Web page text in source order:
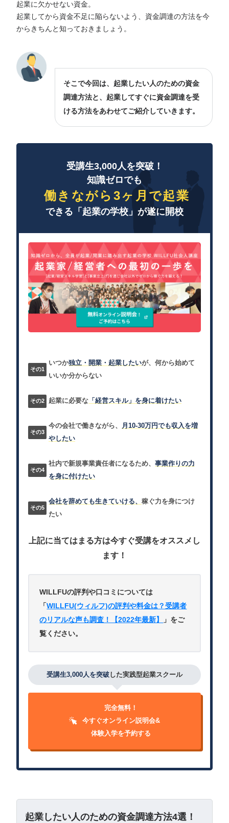
起業に欠かせない資金。
起業してから資金不足に陥らないよう、資金調達の方法を今
からきちんと知っておきましょう。
そこで今回は、起業したい人のための資金
調達方法と、起業してすぐに資金調達を受
ける方法をあわせてご紹介していきます。
受講生3,000人を突破！
知識ゼロでも
働きながら3ヶ月で起業
できる「起業の学校」が遂に開校
いつか独立・開業・起業したいが、何から始めて
いいか分からない
起業に必要な 「経営スキル」を身に着けたい
今の会社で働きながら、
月10-30万円でも収入を増
やしたい
社内で新規事業責任者になるため、事業作りの力
を身に付けたい
会社を辞めても生きていける、稼ぐ力を身につけ
たい
上記に当てはまる方は今すぐ受講をオススメし
ます！
WILLFUの評判や口コミについては
「WILLFU(ウィルフ)の評判や料金は？受講者
のリアルな声も調査！【2022年最新】
」をご
覧ください。
受講生3,000人を突破 した実践型起業スクール
完全無料！
今すぐオンライン説明会&
体験入学を予約する
起業したい人のための資金調達方法4選！